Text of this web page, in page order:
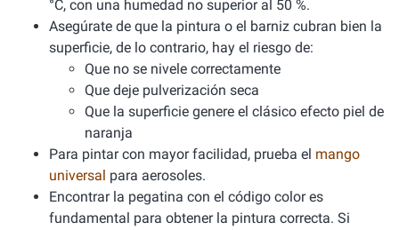
°C, con una humedad no superior al 50 %.
Asegúrate de que la pintura o el barniz cubran bien la
superficie, de lo contrario, hay el riesgo de:
Que no se nivele correctamente
Que deje pulverización seca
Que la superficie genere el clásico efecto piel de
naranja
Para pintar con mayor facilidad, prueba el mango
universal para aerosoles.
Encontrar la pegatina con el código color es
fundamental para obtener la pintura correcta. Si